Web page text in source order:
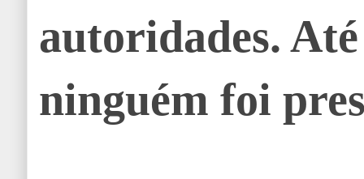
autoridades.
ninguém foi